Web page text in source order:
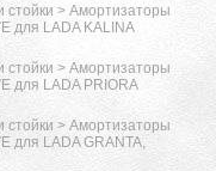
стойки > Амортизаторы
для LADA KALINA
стойки > Амортизаторы
для LADA PRIORA
стойки > Амортизаторы
для LADA GRANTA,